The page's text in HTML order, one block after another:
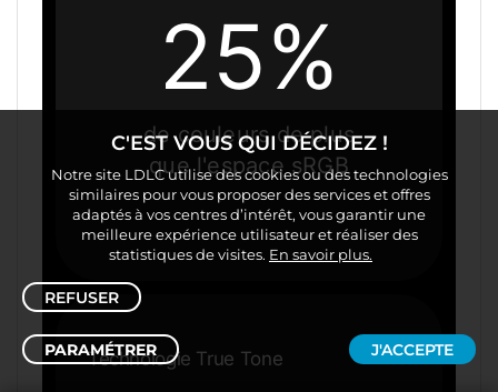
25%
de couleurs de plus
que l'espace sRGB
Technologie True Tone
C'EST VOUS QUI DÉCIDEZ !
Notre site LDLC utilise des cookies ou des technologies
similaires pour vous proposer des services et offres
adaptés à vos centres d’intérêt, vous garantir une
meilleure expérience utilisateur et réaliser des
statistiques de visites. En savoir plus.
REFUSER
PARAMÉTRER J'ACCEPTE